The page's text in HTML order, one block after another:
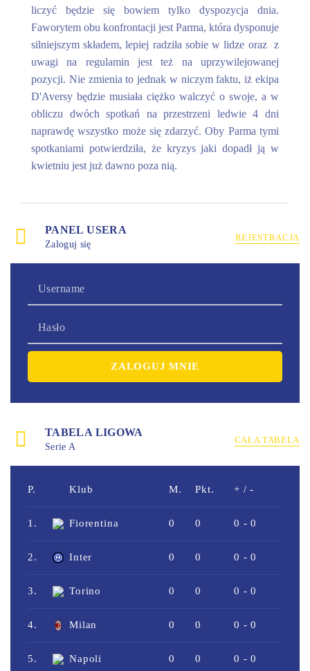
PANEL USERA
Zaloguj się
REJESTRACJA
TABELA LIGOWA
Serie A
CAŁA TABELA
P. Klub M. Pkt. + / -
1. Fiorentina 0 0 0 - 0
2. Inter 0 0 0 - 0
3. Torino 0 0 0 - 0
4. Milan 0 0 0 - 0
5. Napoli 0 0 0 - 0
liczyć będzie się bowiem tylko dyspozycja dnia.
Faworytem obu konfrontacji jest Parma, która dysponuje
silniejszym składem, lepiej radziła sobie w lidze oraz z
uwagi na regulamin jest też na uprzywilejowanej
pozycji. Nie zmienia to jednak w niczym faktu, iż ekipa
D'Aversy będzie musiała ciężko walczyć o swoje, a w
obliczu dwóch spotkań na przestrzeni ledwie 4 dni
naprawdę wszystko może się zdarzyć. Oby Parma tymi
spotkaniami potwierdziła, że kryzys jaki dopadł ją w
kwietniu jest już dawno poza nią.